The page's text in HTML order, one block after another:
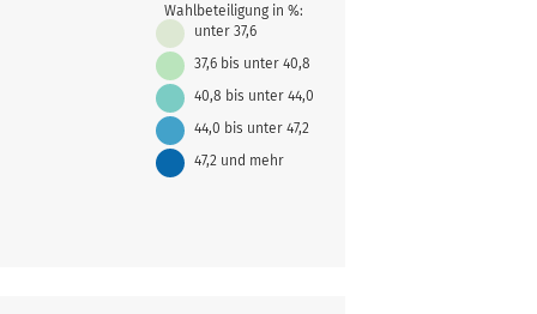
Wahlbeteiligung in %:
unter 37,6
37,6 bis unter 40,8
40,8 bis unter 44,0
44,0 bis unter 47,2
47,2 und mehr